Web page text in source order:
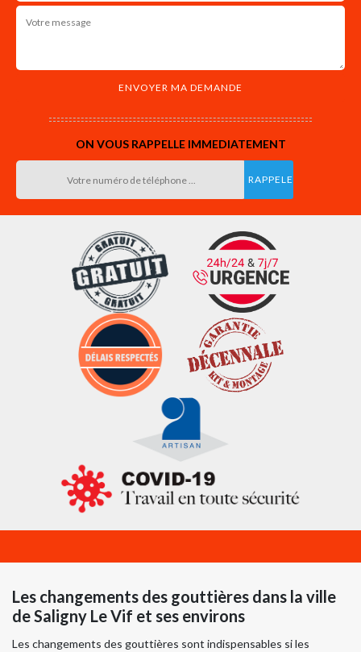
ON VOUS RAPPELLE IMMEDIATEMENT
Les changements des gouttières dans la ville
de Saligny Le Vif et ses environs
Les changements des gouttières sont indispensables si les